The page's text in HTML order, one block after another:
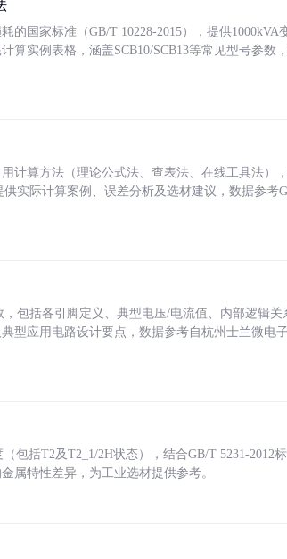
的国家标准（GB/T 10228-2015），提供1000kVA
算实例表格，涵盖SCB10/SCB13等常见型号参数
计算方法（理论公式法、查表法、在线工具法）
实际计算案例、误差分析及选材建议，数据参考
包括各引脚定义、典型电压/电流值、内部逻辑
型应用电路设计要点，数据参考自杭州士兰微电
包括T2及T2_1/2H状态），结合GB/T 5231-2012
属特性差异，为工业选材提供参考。